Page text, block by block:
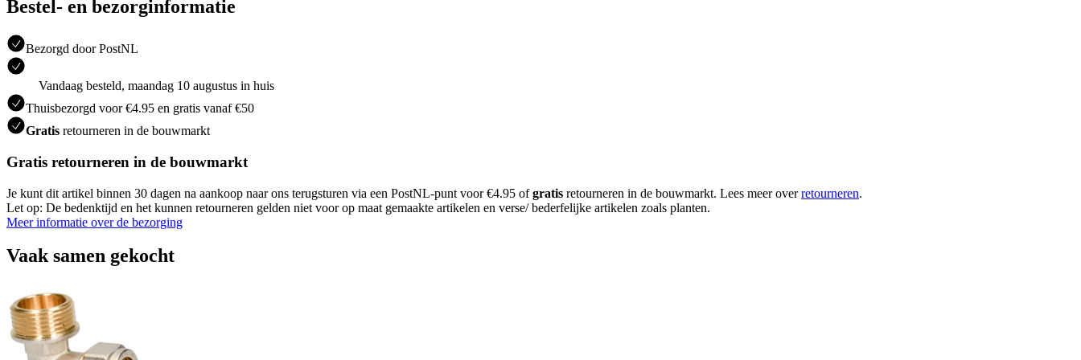
Bestel- en bezorginformatie
Bezorgd door PostNL
Vandaag besteld, maandag 10 augustus in huis
Thuisbezorgd voor €4.95 en gratis vanaf €50
Gratis retourneren in de bouwmarkt
Gratis retourneren in de bouwmarkt
Je kunt dit artikel binnen 30 dagen na aankoop naar ons terugsturen via een PostNL-punt voor €4.95 ofgratis retourneren in de bouwmarkt. Lees meer overretourneren.
Let op: De bedenktijd en het kunnen retourneren gelden niet voor op maat gemaakte artikelen en verse/ bederfelijke artikelen zoals planten.
Meer informatie over de bezorging
Vaak samen gekocht